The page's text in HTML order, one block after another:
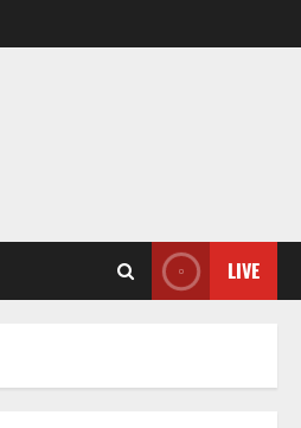
LIVE